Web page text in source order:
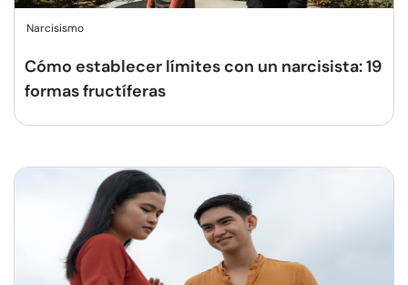
Narcisismo
Cómo establecer límites con un narcisista: 19
formas fructíferas